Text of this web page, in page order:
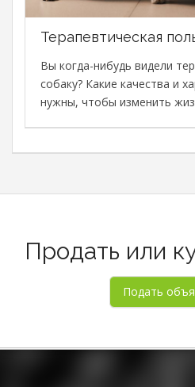
Терапевтическая
Вы когда-нибудь видели
собаку? Какие качества и
нужны, чтобы изменить
Продать или